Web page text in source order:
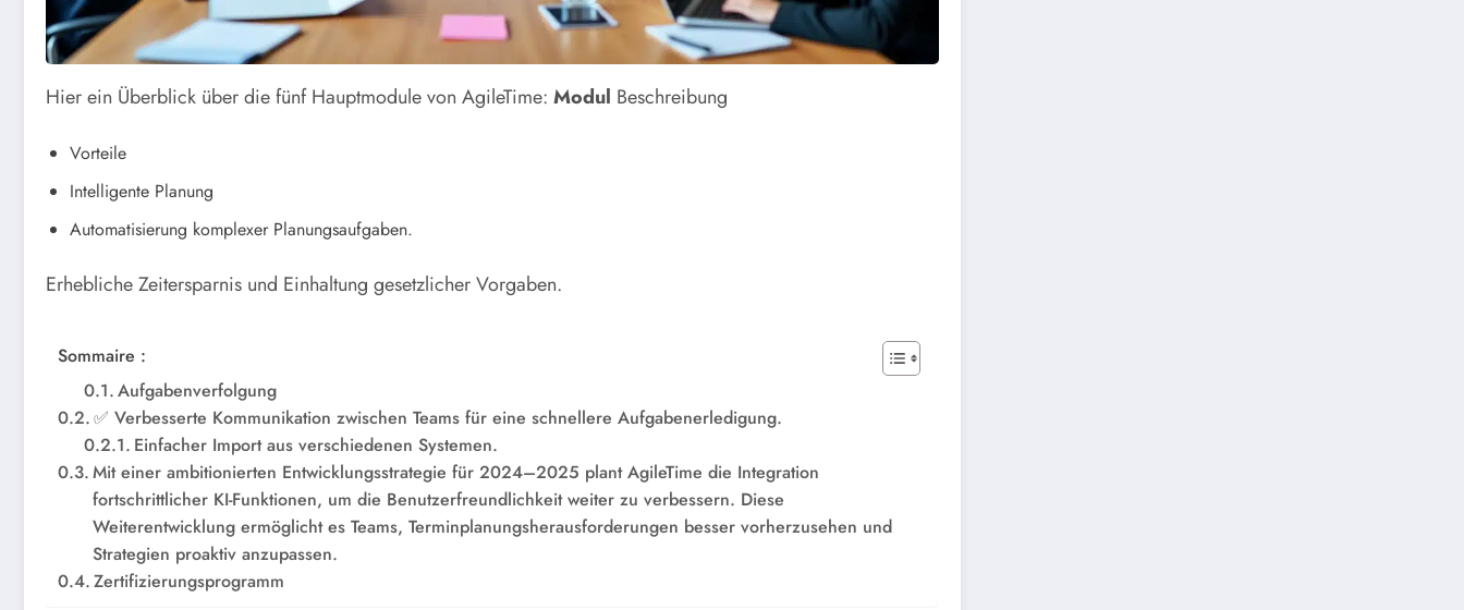
Hier ein Überblick über die fünf Hauptmodule von AgileTime: Modul Beschreibung
Vorteile
Intelligente Planung
Automatisierung komplexer Planungsaufgaben.
Erhebliche Zeitersparnis und Einhaltung gesetzlicher Vorgaben.
Sommaire :
Aufgabenverfolgung
✅ Verbesserte Kommunikation zwischen Teams für eine schnellere Aufgabenerledigung.
Einfacher Import aus verschiedenen Systemen.
Mit einer ambitionierten Entwicklungsstrategie für 2024–2025 plant AgileTime die Integration
fortschrittlicher KI-Funktionen, um die Benutzerfreundlichkeit weiter zu verbessern. Diese
Weiterentwicklung ermöglicht es Teams, Terminplanungsherausforderungen besser vorherzusehen und
Strategien proaktiv anzupassen.
Zertifizierungsprogramm